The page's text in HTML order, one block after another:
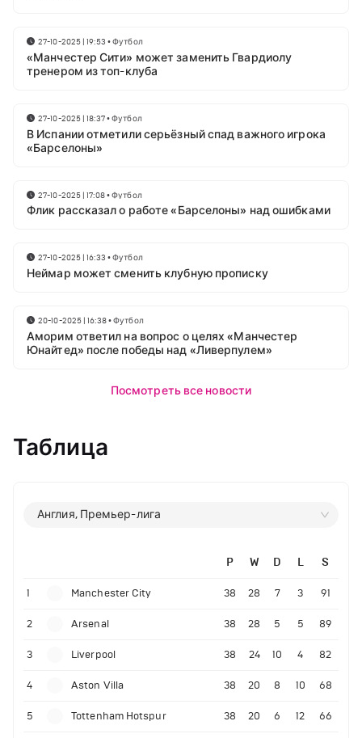
27-10-2025 | 19:53 •Футбол
«Манчестер Сити» может заменить Гвардиолу
тренером из топ-клуба
27-10-2025 | 18:37•Футбол
В Испании отметили серьёзный спад важного игрока
«Барселоны»
27-10-2025 | 17:08•Футбол
Флик рассказал о работе «Барселоны» над ошибками
27-10-2025 | 16:33 •Футбол
Неймар может сменить клубную прописку
20-10-2025 | 16:38•Футбол
Аморим ответил на вопрос о целях «Манчестер
Юнайтед» после победы над «Ливерпулем»
Посмотреть все новости
Таблица
Англия, Премьер-лига
P W D L S
1 Manchester City 38 28 7 3 91
2 Arsenal 38 28 5 5 89
3 Liverpool 38 24 10 4 82
4 Aston Villa 38 20 8 10 68
5 Tottenham Hotspur 38 20 6 12 66